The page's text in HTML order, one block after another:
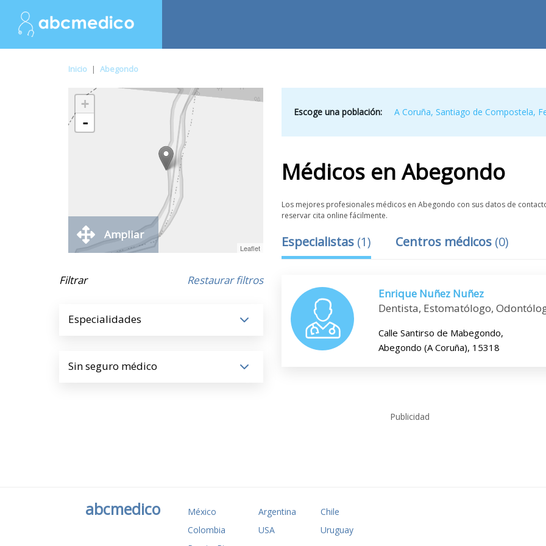
Inicio | Abegondo
+
-
Leaflet
Ampliar
Filtrar Restaurar filtros
Especialidades
Sin seguro médico
Escoge una población: A Coruña,Santiago de Compostela,
Médicos enAbegondo
Los mejores profesionales médicos en Abegondo con sus datos de
reservar cita online fácilmente.
Especialistas (1) Centros médicos (0)
Enrique Nuñez Nuñez
Dentista, Estomatólogo,
Calle Santirso de Mabegondo,
Abegondo (A Coruña), 15318
Publicidad
abcmedico México Argentina
Chile
Colombia
USA
Uruguay